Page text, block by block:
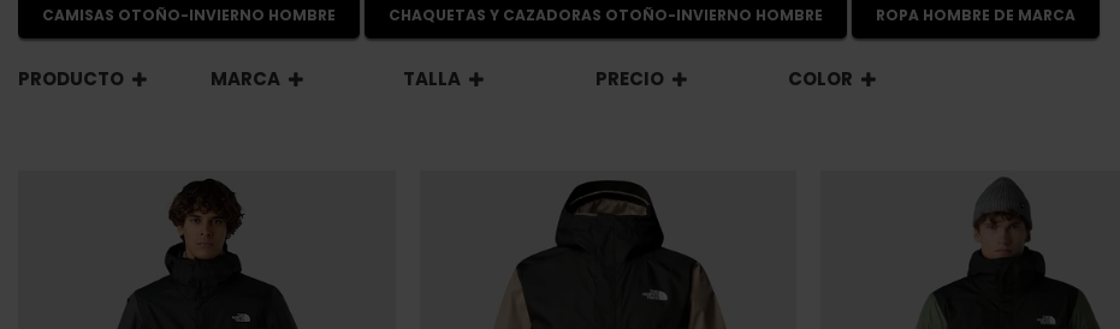
CAMISAS OTOÑO-INVIERNO HOMBRE CHAQUETAS Y CAZADORAS OTOÑO-INVIERNO HOMBRE ROPA HOMBRE DE MARCA
PRODUCTO MARCA TALLA PRECIO COLOR